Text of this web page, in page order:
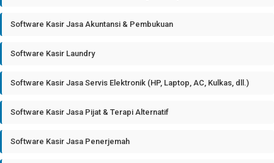
Software Kasir Jasa Akuntansi & Pembukuan
Software Kasir Laundry
Software Kasir Jasa Servis Elektronik (HP, Laptop, AC, Kulkas, dll.)
Software Kasir Jasa Pijat & Terapi Alternatif
Software Kasir Jasa Penerjemah